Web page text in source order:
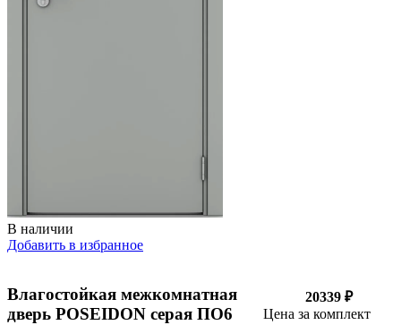
В наличии
Добавить в избранное
Влагостойкая межкомнатная
дверь POSEIDON серая ПО6
20339 ₽
Цена за комплект